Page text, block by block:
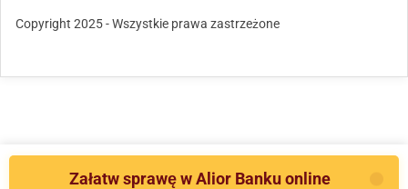
Copyright 2025 - Wszystkie prawa zastrzeżone
Załatw sprawę w Alior Banku online